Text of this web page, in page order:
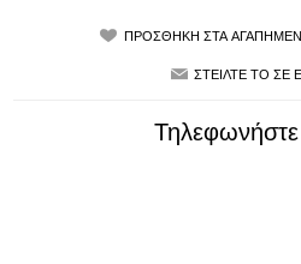
Τηλεφωνήστε